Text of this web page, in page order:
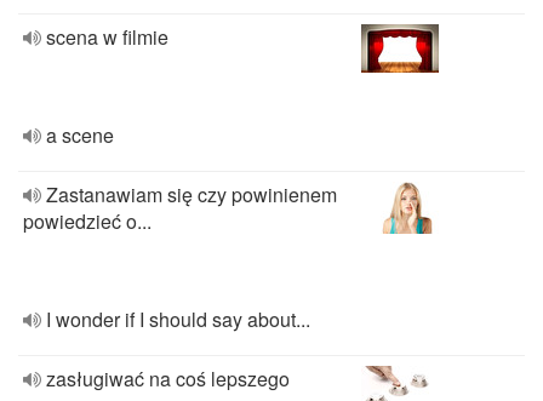
scena w filmie
a scene
Zastanawiam się czy powinienem
powiedzieć o...
I wonder if I should say about...
zasługiwać na coś lepszego